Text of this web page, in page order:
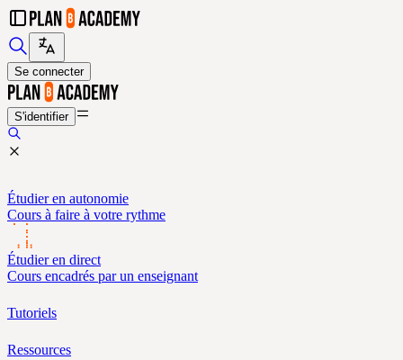
Se connecter
S'identifier
Étudier en autonomie
Cours à faire à votre rythme
Étudier en direct
Cours encadrés par un enseignant
Tutoriels
Ressources